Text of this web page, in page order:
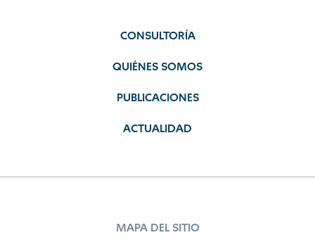
CONSULTORÍA
QUIÉNES SOMOS
PUBLICACIONES
ACTUALIDAD
MAPA DEL SITIO